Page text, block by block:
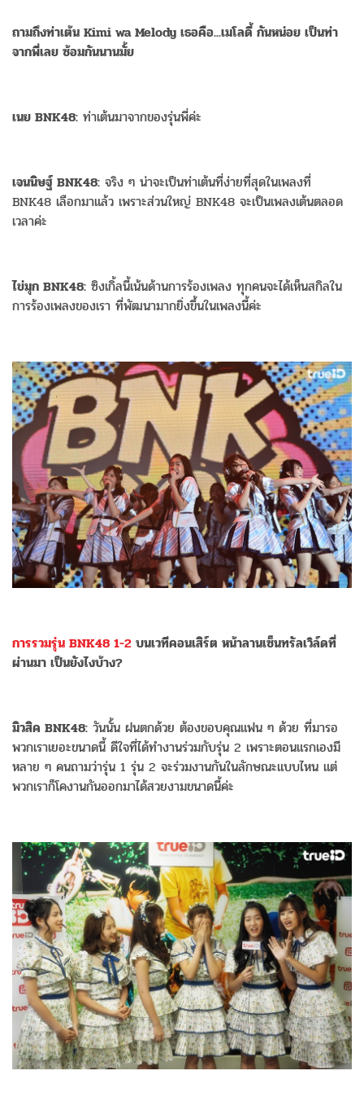
ถามถึงท่าเต้น Kimi wa Melody เธอคือ...เมโลดี้ กันหน่อย เป็นท่า
จากพี่เลย ซ้อมกันนานมั้ย
เนย BNK48: ท่าเต้นมาจากของรุ่นพี่ค่ะ
เจนนิษฐ์ BNK48: จริง ๆ น่าจะเป็นท่าเต้นที่ง่ายที่สุดในเพลงที่
BNK48 เลือกมาแล้ว เพราะส่วนใหญ่ BNK48 จะเป็นเพลงเต้นตลอด
เวลาค่ะ
ไข่มุก BNK48: ซิงเกิ้ลนี้เน้นด้านการร้องเพลง ทุกคนจะได้เห็นสกิลใน
การร้องเพลงของเรา ที่พัฒนามากยิ่งขึ้นในเพลงนี้ค่ะ
การรวมรุ่น BNK48 1-2 บนเวทีคอนเสิร์ต หน้าลานเซ็นทรัลเวิล์ดที่
ผ่านมา เป็นยังไงบ้าง?
มิวสิค BNK48: วันนั้น ฝนตกด้วย ต้องขอบคุณแฟน ๆ ด้วย ที่มารอ
พวกเราเยอะขนาดนี้ ดีใจที่ได้ทำงานร่วมกับรุ่น 2 เพราะตอนแรกเองมี
หลาย ๆ คนถามว่ารุ่น 1 รุ่น 2 จะร่วมงานกันในลักษณะแบบไหน แต่
พวกเราก็โคงานกันออกมาได้สวยงามขนาดนี้ค่ะ